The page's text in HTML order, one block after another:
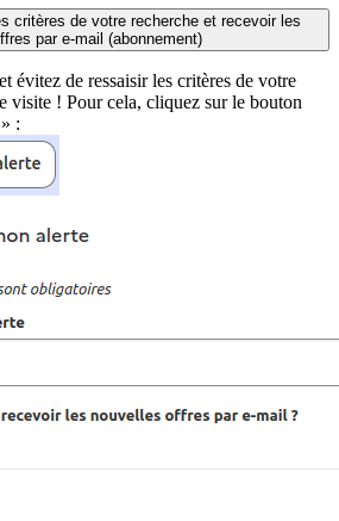
critères de votre recherche et recevoir les
par e-mail (abonnement)
évitez de ressaisir les critères de votre
visite ! Pour cela, cliquez sur le bouton
: